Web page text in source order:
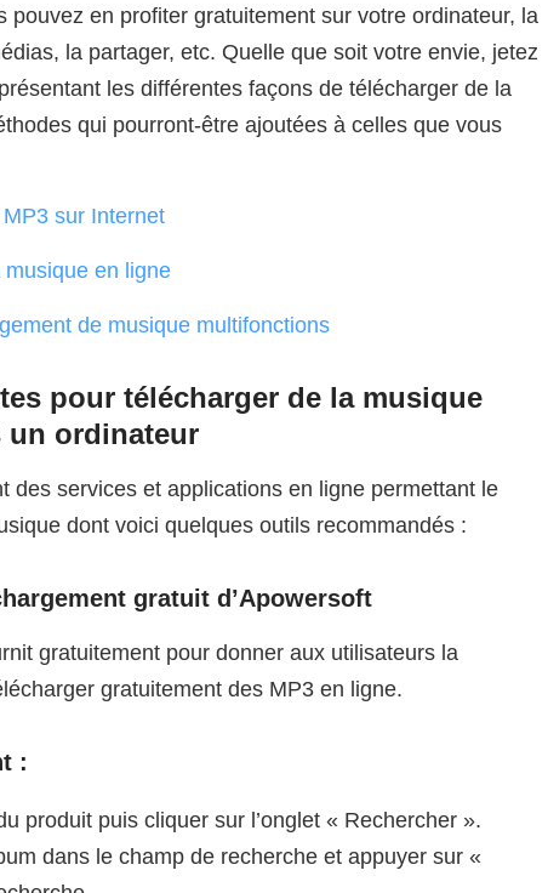
pouvez en profiter gratuitement sur votre ordinateur, la
la partager, etc. Quelle que soit votre envie, jetez
les différentes façons de télécharger de la
qui pourront-être ajoutées à celles que vous
sur Internet
en ligne
de musique multifonctions
pour télécharger de la musique
un ordinateur
des services et applications en ligne permettant le
dont voici quelques outils recommandés :
gratuit d’Apowersoft
gratuitement pour donner aux utilisateurs la
gratuitement des MP3 en ligne.
:
produit puis cliquer sur l’onglet « Rechercher ».
dans le champ de recherche et appuyer sur «